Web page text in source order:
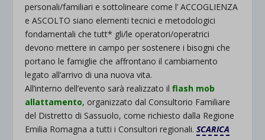
personali/familiari e sottolineare come l’ ACCOGLIENZA
e ASCOLTO siano elementi tecnici e metodologici
fondamentali che tutt* gli/le operatori/operatrici
devono mettere in campo per sostenere i bisogni che
portano le famiglie che affrontano il cambiamento
legato all’arrivo di una nuova vita.
All’interno dell’evento sarà realizzato ilflash mob
allattamento, organizzato dal Consultorio Familiare
del Distretto di Sassuolo, come richiesto dalla Regione
Emilia Romagna a tutti i Consultori regionali.SCARICA